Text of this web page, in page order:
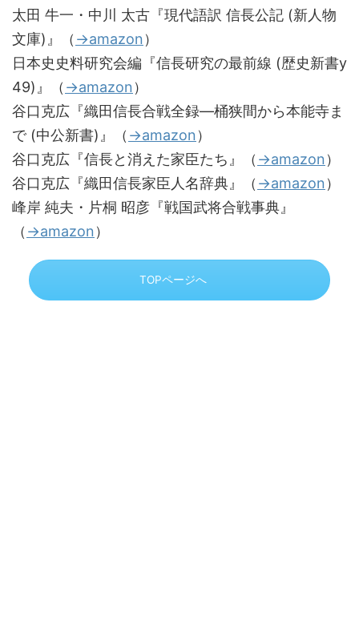
太田 牛一・中川 太古『現代語訳 信長公記 (新人物
文庫)』（ →amazon）
日本史史料研究会編『信長研究の最前線 (歴史新書y
49)』（ →amazon）
谷口克広『織田信長合戦全録―桶狭間から本能寺ま
で (中公新書)』（ →amazon）
谷口克広『信長と消えた家臣たち』（ →amazon）
谷口克広『織田信長家臣人名辞典』（ →amazon）
峰岸 純夫・片桐 昭彦『戦国武将合戦事典』
（ →amazon）
TOPページへ